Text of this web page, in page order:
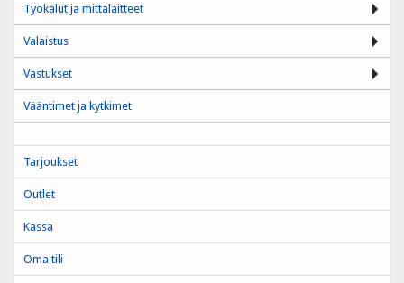
Työkalut ja mittalaitteet
Valaistus
Vastukset
Vääntimet ja kytkimet
Tarjoukset
Outlet
Kassa
Oma tili